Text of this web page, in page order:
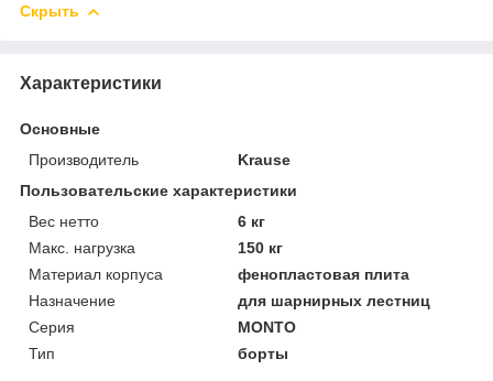
Скрыть
Характеристики
Основные
Производитель
Krause
Пользовательские характеристики
Вес нетто
6 кг
Макс. нагрузка
150 кг
Материал корпуса
фенопластовая плита
Назначение
для шарнирных лестниц
Серия
MONTO
Тип
борты